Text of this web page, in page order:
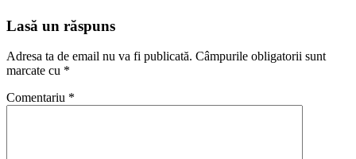
Lasă un răspuns
Adresa ta de email nu va fi publicată. Câmpurile obligatorii sunt
marcate cu *
Comentariu *